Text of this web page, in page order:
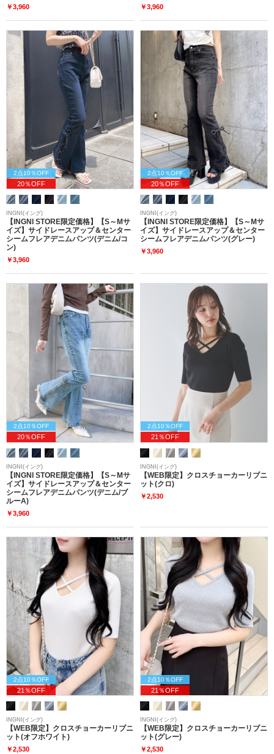
￥3,960 ￥3,960
2点10％OFF
20％OFF
INGNI(イング)
【INGNI STORE限定価格】【S～Mサ
イズ】サイドレースアップ＆センター
シームフレアデニムパンツ(デニム/コ
ン)
￥3,960
2点10％OFF
20％OFF
INGNI(イング)
【INGNI STORE限定価格】【S～Mサ
イズ】サイドレースアップ＆センター
シームフレアデニムパンツ(グレー)
￥3,960
2点10％OFF
20％OFF
INGNI(イング)
【INGNI STORE限定価格】【S～Mサ
イズ】サイドレースアップ＆センター
シームフレアデニムパンツ(デニム/ブ
ルーA)
￥3,960
2点10％OFF
21％OFF
INGNI(イング)
【WEB限定】クロスチョーカーリブニ
ット(クロ)
￥2,530
2点10％OFF
21％OFF
INGNI(イング)
【WEB限定】クロスチョーカーリブニ
ット(オフホワイト)
￥2,530
2点10％OFF
21％OFF
INGNI(イング)
【WEB限定】クロスチョーカーリブニ
ット(グレー)
￥2,530